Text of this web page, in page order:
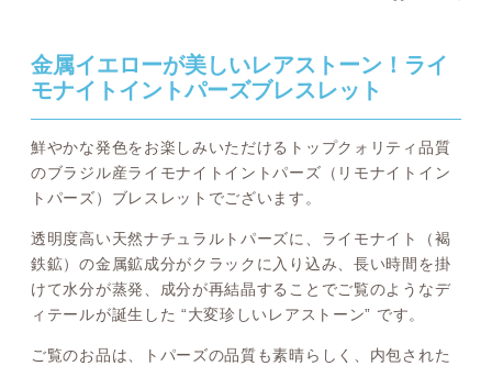
金属イエローが美しいレアストーン！ライ
モナイトイントパーズブレスレット
鮮やかな発色をお楽しみいただけるトップクォリティ品質
のブラジル産ライモナイトイントパーズ（リモナイトイン
トパーズ）ブレスレットでございます。
透明度高い天然ナチュラルトパーズに、ライモナイト（褐
鉄鉱）の金属鉱成分がクラックに入り込み、長い時間を掛
けて水分が蒸発、成分が再結晶することでご覧のようなデ
ィテールが誕生した “大変珍しいレアストーン” です。
ご覧のお品は、トパーズの品質も素晴らしく、内包された